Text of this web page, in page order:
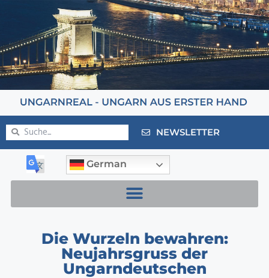
NEWSLETTER
German
Die Wurzeln bewahren:
Neujahrsgruss der
Ungarndeutschen